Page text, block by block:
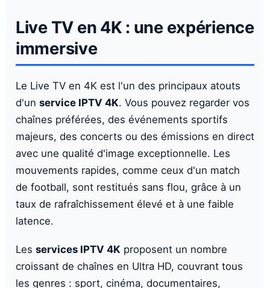
Live TV en 4K : une expérience
immersive
Le Live TV en 4K est l'un des principaux atouts
d'un service IPTV 4K. Vous pouvez regarder vos
chaînes préférées, des événements sportifs
majeurs, des concerts ou des émissions en direct
avec une qualité d'image exceptionnelle. Les
mouvements rapides, comme ceux d'un match
de football, sont restitués sans flou, grâce à un
taux de rafraîchissement élevé et à une faible
latence.
Les services IPTV 4K proposent un nombre
croissant de chaînes en Ultra HD, couvrant tous
les genres : sport, cinéma, documentaires,